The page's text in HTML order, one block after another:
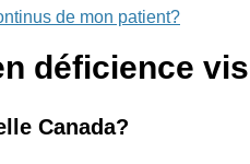
de mon patient?
déficience
Canada?